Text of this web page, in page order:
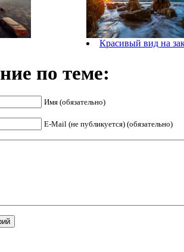
Красивый вид на
по теме:
Имя (обязательно)
E-Mail (не публикуется) (обязательно)